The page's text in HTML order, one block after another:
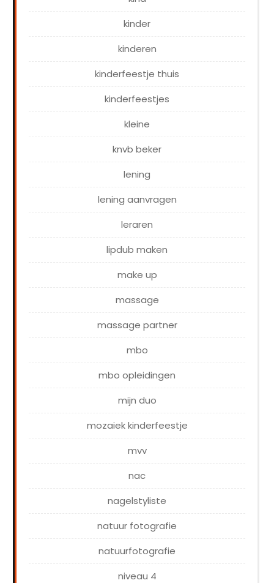
kinder
kinderen
kinderfeestje thuis
kinderfeestjes
kleine
knvb beker
lening
lening aanvragen
leraren
lipdub maken
make up
massage
massage partner
mbo
mbo opleidingen
mijn duo
mozaiek kinderfeestje
mvv
nac
nagelstyliste
natuur fotografie
natuurfotografie
niveau 4